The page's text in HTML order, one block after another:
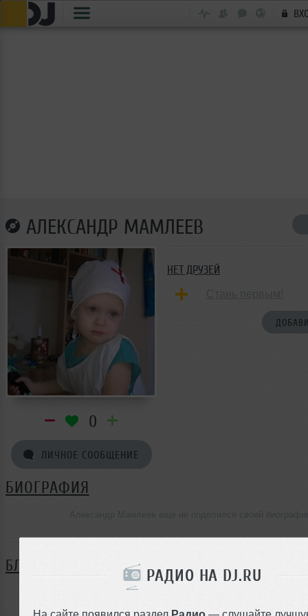
РАДИО НА DJ.RU
На сайте появился раздел Радио — слушайте
АЛЕКСАНДР МАМЛЕЕВ
0
ЛИЧНОЕ СООБЩЕНИЕ
НЕТ ДРУЗЕЙ
БИОГРАФИЯ
БЛОГ